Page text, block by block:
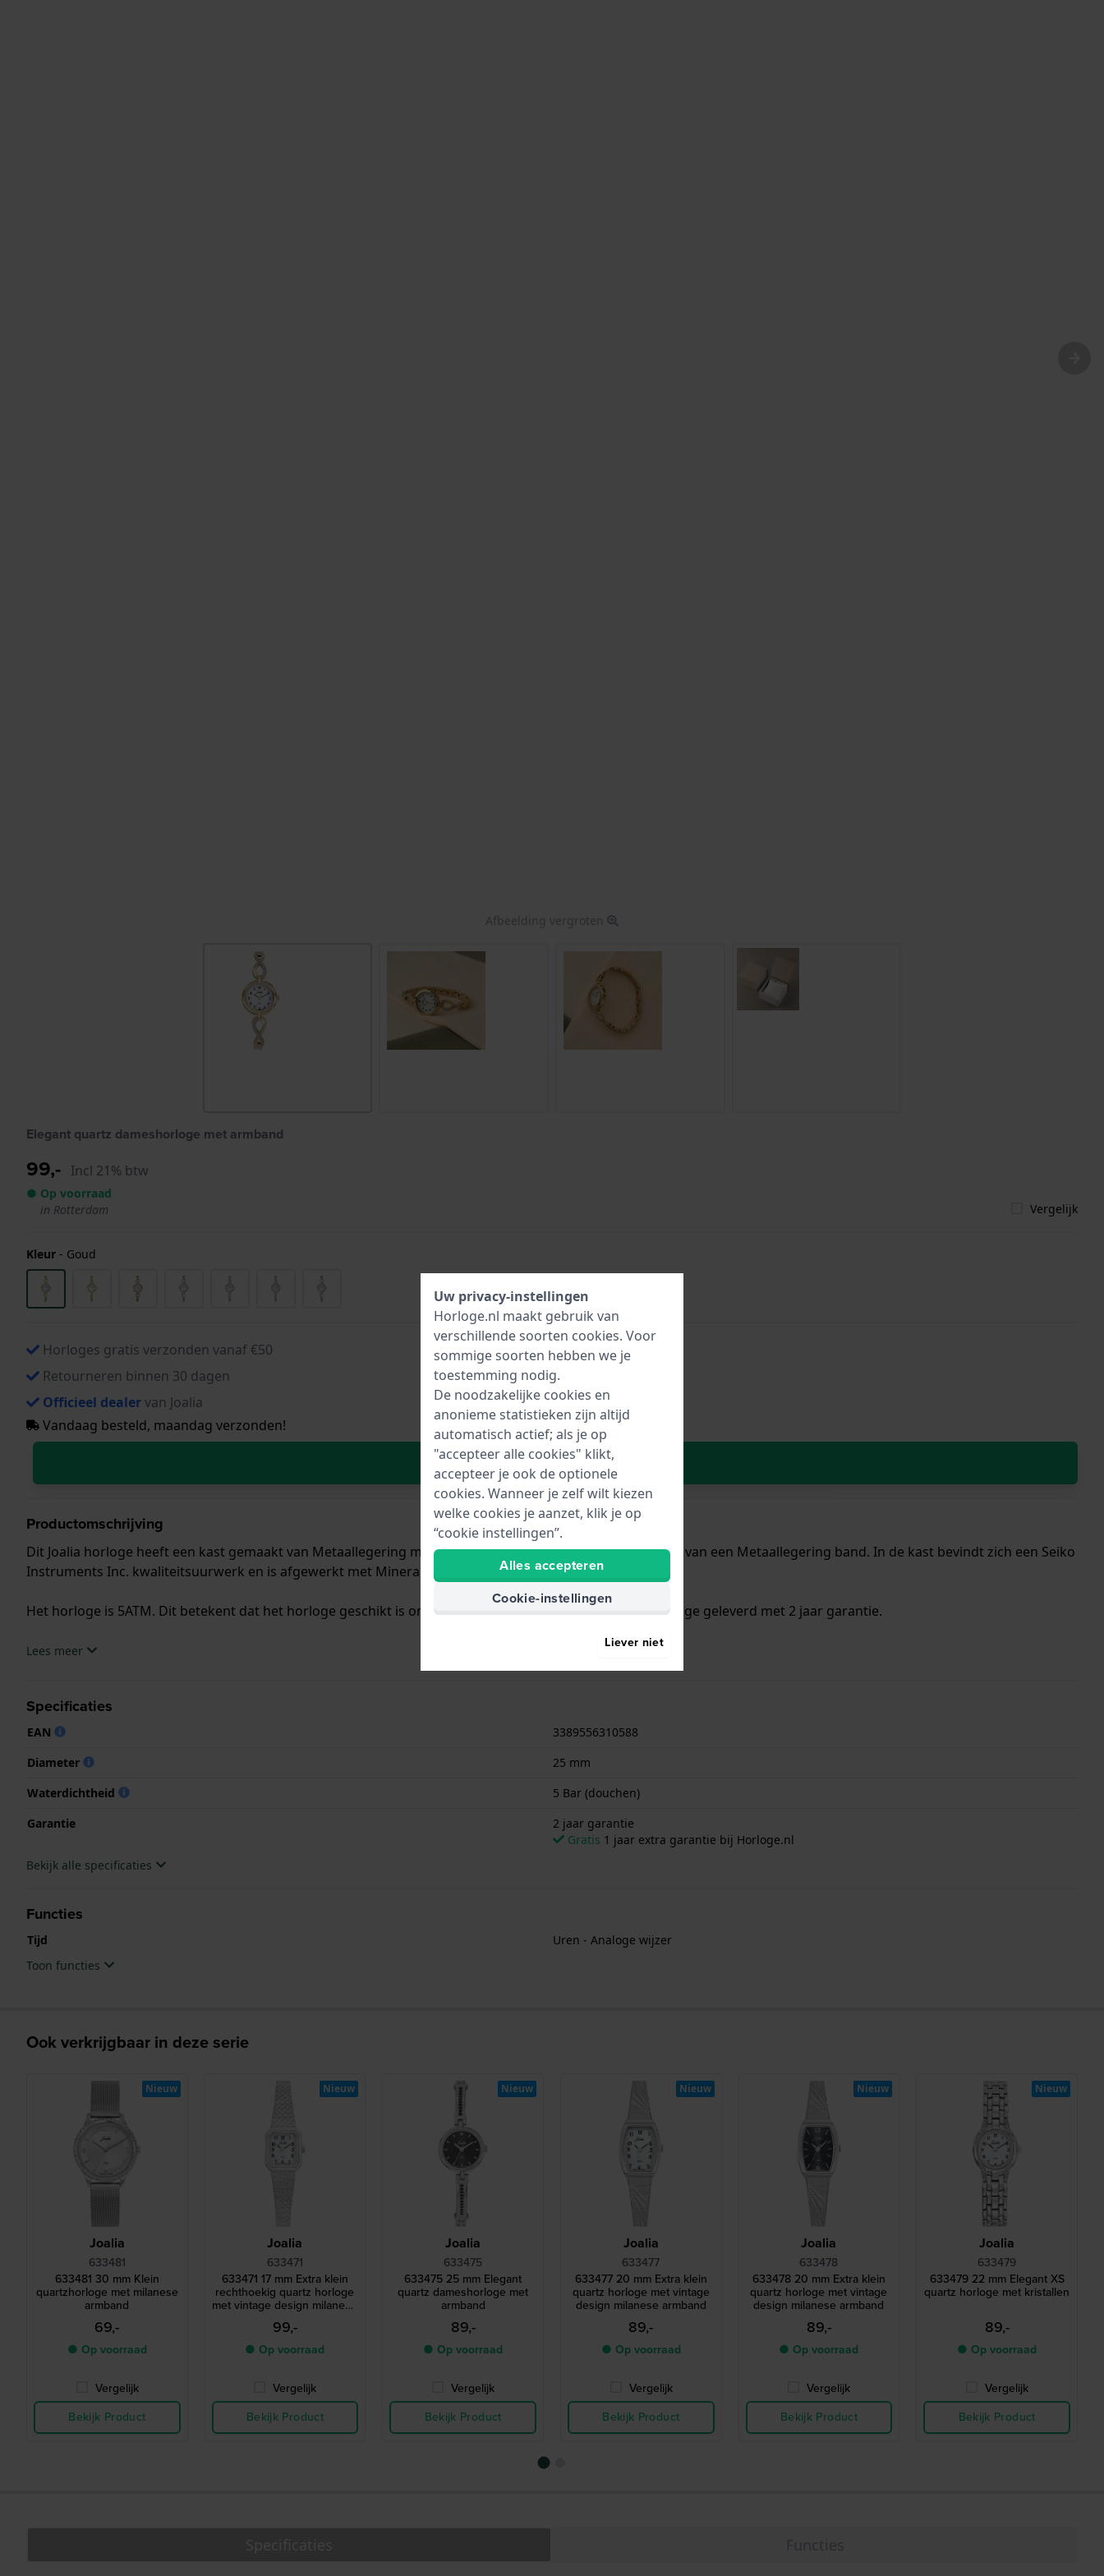
Afbeelding vergroten
Elegant quartz dameshorloge met armband
99,- Incl 21% btw
● Op voorraad
in Rotterdam
Vergelijk
Kleur - Goud
Horloges gratis verzonden vanaf €50
Retourneren binnen 30 dagen
Officieel dealervan Joalia
Vandaag besteld, maandag verzonden!
In Winkelwagen
Productomschrijving
Dit Joalia horloge heeft een kast gemaakt van Metaallegering met een diameter van 25 mm en is voorzien van een Metaallegering band. In de kast bevindt zich een Seiko
Instruments Inc. kwaliteitsuurwerk en is afgewerkt met Mineraalglas.
Het horloge is 5ATM. Dit betekent dat het horloge geschikt is om mee te douchen. Verder wordt het horloge geleverd met 2 jaar garantie.
.Lees meer
Specificaties
EAN
3389556310588
Diameter
25 mm
Waterdichtheid
5 Bar (douchen)
Garantie
2 jaar garantie
Gratis 1 jaar extra garantie bij Horloge.nl
Bekijk alle specificaties
Functies
Tijd
Uren - Analoge wijzer
Toon functies
Ook verkrijgbaar in deze serie
Joalia
633481
633481 30 mm Klein
quartzhorloge met milanese
armband
69,-
● Op voorraad
Vergelijk
Bekijk Product
Nieuw
Joalia
633471
633471 17 mm Extra klein
rechthoekig quartz horloge
met vintage design milanese
armband
99,-
● Op voorraad
Vergelijk
Bekijk Product
Nieuw
Joalia
633475
633475 25 mm Elegant
quartz dameshorloge met
armband
89,-
● Op voorraad
Vergelijk
Bekijk Product
Nieuw
Joalia
633477
633477 20 mm Extra klein
quartz horloge met vintage
design milanese armband
89,-
● Op voorraad
Vergelijk
Bekijk Product
Nieuw
Joalia
633478
633478 20 mm Extra klein
quartz horloge met vintage
design milanese armband
89,-
● Op voorraad
Vergelijk
Bekijk Product
Nieuw
Joalia
633479
633479 22 mm Elegant XS
quartz horloge met kristallen
89,-
● Op voorraad
Vergelijk
Bekijk Product
Nieuw
Uw privacy-instellingen
Horloge.nl maakt gebruik van
verschillende soorten cookies. Voor
sommige soorten hebben we je
toestemming nodig.
De noodzakelijke cookies en
anonieme statistieken zijn altijd
automatisch actief; als je op
"accepteer alle cookies" klikt,
accepteer je ook de optionele
cookies. Wanneer je zelf wilt kiezen
welke cookies je aanzet, klik je op
“cookie instellingen”.
Alles accepteren
Cookie-instellingen
Liever niet